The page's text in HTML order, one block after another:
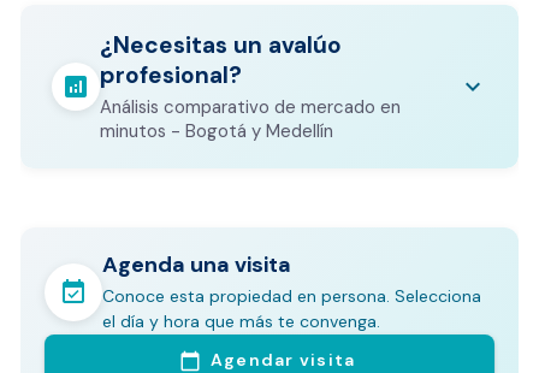
otros costos legales que varían según el
valor del inmueble.
CALCULADORA DE GASTOS NOTARIALES
analytics
¿Necesitas un avalúo
profesional?
Análisis comparativo de mercado en
minutos - Bogotá y Medellín
keyboard_arrow_down
En pocos minutos avalúa con este Análisis
Comparativo de Mercado (inicialmente
event_available
Agenda una visita
Conoce esta propiedad en persona. Selecciona
el día y hora que más te convenga.
calendar_today Agendar visita